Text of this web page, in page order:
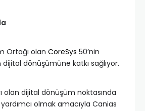
Ortağı olan CoreSys 50’nin
dönüşümüne katkı sağlıyor.
olan dijital dönüşüm noktasında
olmak amacıyla Canias